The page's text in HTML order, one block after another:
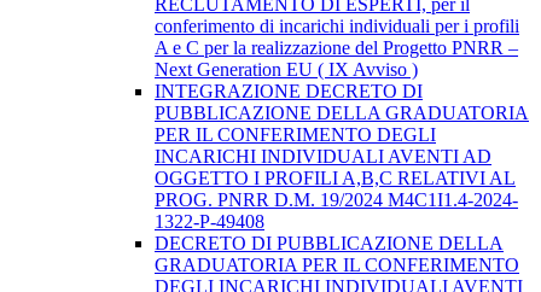
RECLUTAMENTO DI ESPERTI, per il
conferimento di incarichi individuali per i profili
A e C per la realizzazione del Progetto PNRR –
Next Generation EU ( IX Avviso )
INTEGRAZIONE DECRETO DI
PUBBLICAZIONE DELLA GRADUATORIA
PER IL CONFERIMENTO DEGLI
INCARICHI INDIVIDUALI AVENTI AD
OGGETTO I PROFILI A,B,C RELATIVI AL
PROG. PNRR D.M. 19/2024 M4C1I1.4-2024-
1322-P-49408
DECRETO DI PUBBLICAZIONE DELLA
GRADUATORIA PER IL CONFERIMENTO
DEGLI INCARICHI INDIVIDUALI AVENTI